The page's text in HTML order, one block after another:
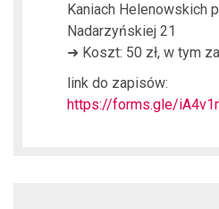
Kaniach Helenowskich
Nadarzyńskiej 21
➜ Koszt: 50 zł, w tym
link do zapisów:
https://forms.gle/